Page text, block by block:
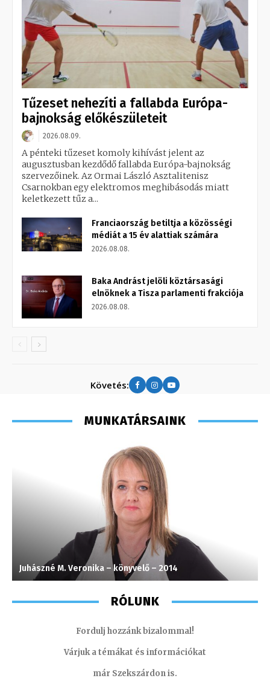
Tűzeset nehezíti a fallabda Európa-
bajnokság előkészületeit
2026.08.09.
A pénteki tűzeset komoly kihívást jelent az
augusztusban kezdődő fallabda Európa-bajnokság
szervezőinek. Az Ormai László Asztalitenisz
Csarnokban egy elektromos meghibásodás miatt
keletkezett tűz a...
Franciaország betiltja a közösségi
médiát a 15 év alattiak számára
2026.08.08.
Baka Andrást jelöli köztársasági
elnöknek a Tisza parlamenti frakciója
2026.08.08.
Követés:
MUNKATÁRSAINK
Juhászné M. Veronika – könyvelő – 2014
RÓLUNK
Fordulj hozzánk bizalommal!
Várjuk a témákat és információkat
már Szekszárdon is.